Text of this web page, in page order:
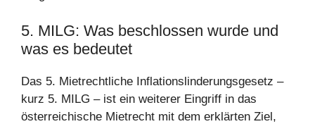
5. MILG: Was beschlossen wurde und
was es bedeutet
Das 5. Mietrechtliche Inflationslinderungsgesetz –
kurz 5. MILG – ist ein weiterer Eingriff in das
österreichische Mietrecht mit dem erklärten Ziel,